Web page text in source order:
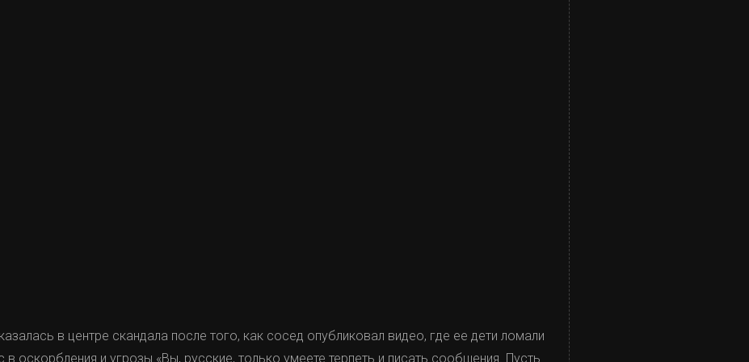
в центре скандала после того, как сосед опубликовал видео, где ее дети ломали
в оскорбления и угрозы.«Вы, русские, только умеете терпеть и писать сообщения. Пусть